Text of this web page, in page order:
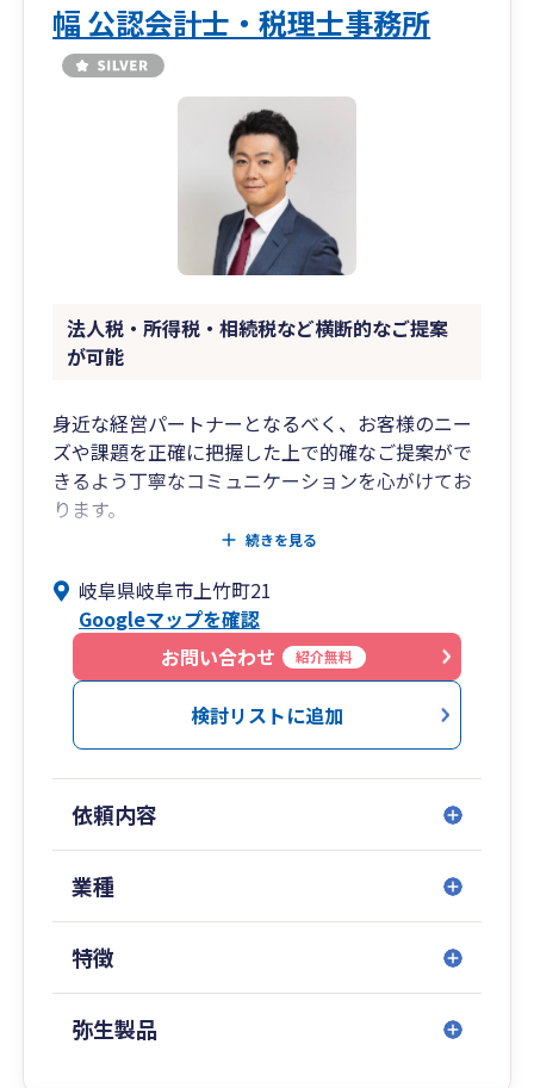
幅 公認会計士・税理士事務所
法人税・所得税・相続税など横断的なご提案
が可能
身近な経営パートナーとなるべく、お客様のニー
ズや課題を正確に把握した上で的確なご提案がで
きるよう丁寧なコミュニケーションを心がけてお
ります。
大手監査法人、中小税理士法人、独立後と監査、
し、複数の視点に基づいた横断的な提案が可能で
す。
続きを見る
岐阜県岐阜市上竹町21
Googleマップを確認
お問い合わせ
紹介無料
検討リストに追加
依頼内容
業種
特徴
弥生製品